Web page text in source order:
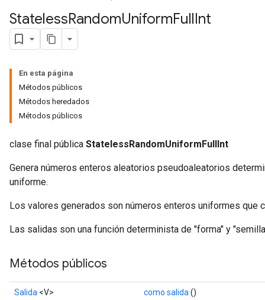
StatelessRandomUniformFullInt
En esta página
Métodos públicos
Métodos heredados
Métodos públicos
clase final pública StatelessRandomUniformFullInt
Genera números enteros aleatorios pseudoaleatorios
uniforme.
Los valores generados son números enteros uniformes que
Las salidas son una función determinista de "forma" y
Métodos públicos
Salida <V> como salida ()